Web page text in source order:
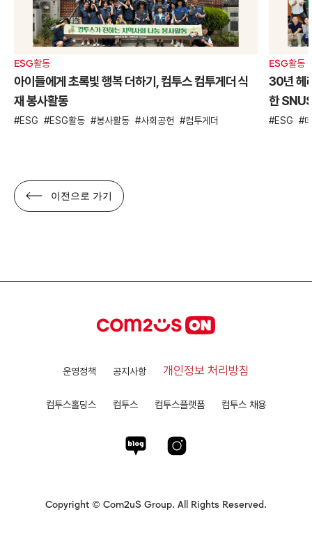
ESG활동
아이들에게 초록빛 행복 더하기, 컴투스 컴투게더 식
재 봉사활동
ESG ESG활동 봉사활동 사회공헌 컴투게더
ESG활동
30년 헤
한
ESG
이전으로 가기
운영정책 공지사항 개인정보 처리방침
컴투스홀딩스 컴투스 컴투스플랫폼 컴투스 채용
Copyright © Com2uS Group. All Rights Reserved.